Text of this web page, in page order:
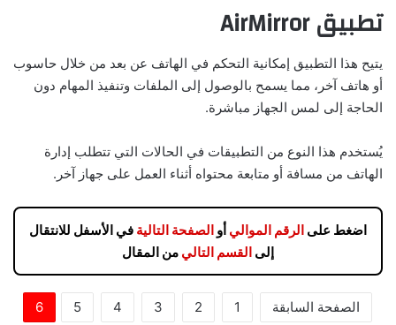
تطبيق AirMirror
يتيح هذا التطبيق إمكانية التحكم في الهاتف عن بعد من خلال حاسوب
أو هاتف آخر، مما يسمح بالوصول إلى الملفات وتنفيذ المهام دون
الحاجة إلى لمس الجهاز مباشرة.
يُستخدم هذا النوع من التطبيقات في الحالات التي تتطلب إدارة
الهاتف من مسافة أو متابعة محتواه أثناء العمل على جهاز آخر.
اضغط على الرقم الموالي أو الصفحة التالية في الأسفل للانتقال
إلى القسم التالي من المقال
الصفحة السابقة 1
2
3
4
5
6